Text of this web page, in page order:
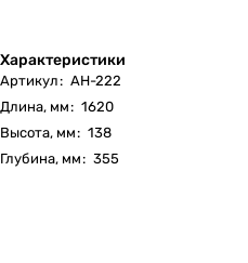
Характеристики
Артикул: АН-222
Длина, мм: 1620
Высота, мм: 138
Глубина, мм: 355